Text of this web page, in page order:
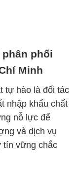
phối
Minh
tự hào là đối tác
nhập khẩu chất
nỗ lực để
và dịch vụ
tín vững chắc